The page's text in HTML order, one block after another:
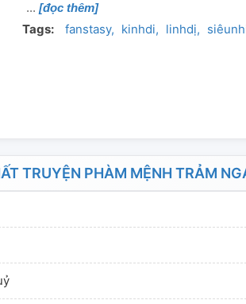
[đọc thêm]
Tags: fanstasy kinhdi linhdị
TRUYỆN PHÀM MỆNH TRẢM